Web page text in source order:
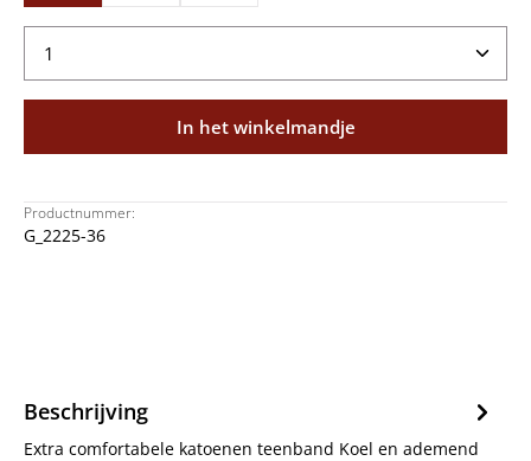
Producthoeveelheid: Voer de gewenste
In het winkelmandje
Productnummer:
G_2225-36
Beschrijving
Extra comfortabele katoenen teenband Koel en ademend